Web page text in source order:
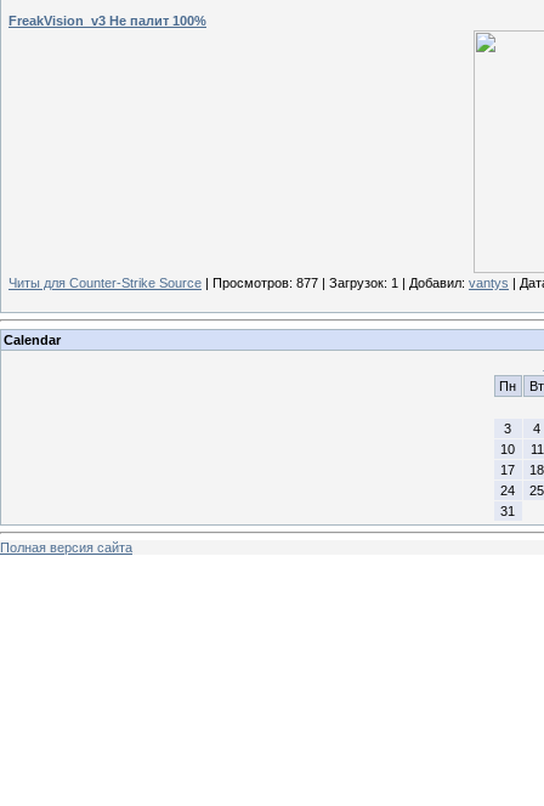
FreakVision_v3 Не палит 100%
Читы для Counter-Strike Source | Просмотров: 877 | Загрузок: 1 | Добавил: vantys |
Calendar
Пн
Вт
3
4
10
11
17
18
24
25
31
Полная версия сайта